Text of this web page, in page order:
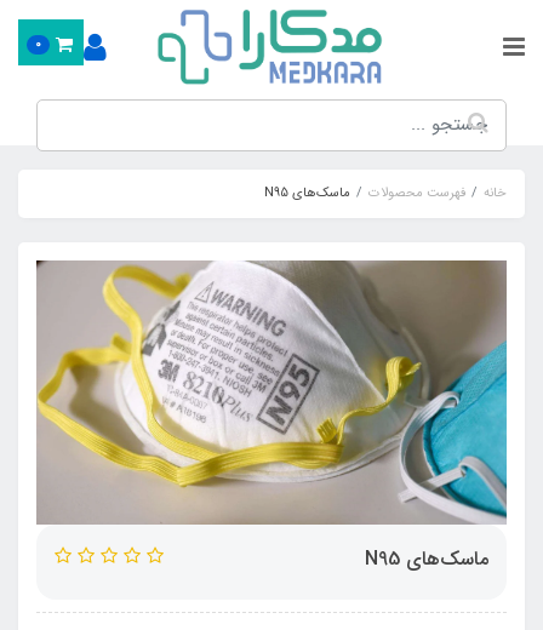
0
خانه فهرست محصولات ماسک‌های N95
ماسک‌های N95